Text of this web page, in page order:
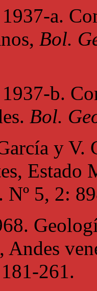
a.
Bol.
b.
Bol.
y V.
Nº 5, 2:
Andes
261.